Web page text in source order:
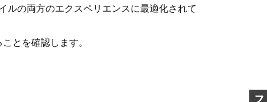
ルの両方のエクスペリエンスに最適化されて
とを確認します。